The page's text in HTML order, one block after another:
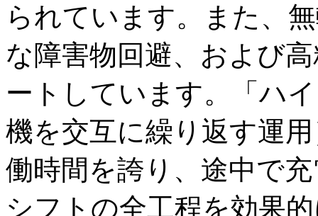
られています。また、
な障害物回避、および
ートしています。「ハ
機を交互に繰り返す運
働時間を誇り、途中で
シフトの全工程を効果